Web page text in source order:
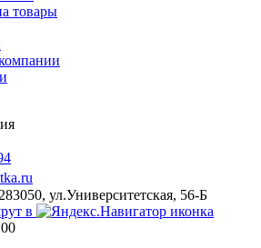
товары
ул.Университетская, 56-Б
в